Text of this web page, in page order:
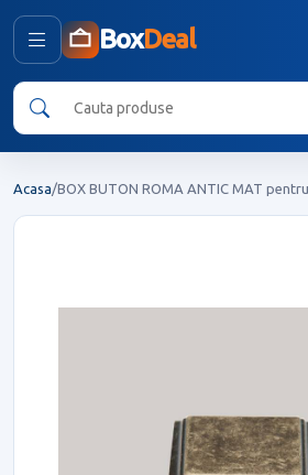
BoxDeal
Acasa/BOX BUTON ROMA ANTIC MAT